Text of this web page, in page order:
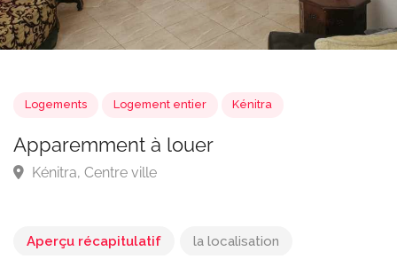
Logements Logement entier
Aperçu récapitulatif la localisation